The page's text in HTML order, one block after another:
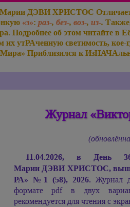
Марии ДЭВИ ХРИСТОС
«з»: раз-, без-, воз-, из-.
Подробнее об этом читайте в
утРАченную светимость, кое-
Приблизился к
Журнал
11.04.2026, в День
Марии ДЭВИ ХРИСТОС,
РА» № 1 (58), 2026. Журнал
формате pdf в двух
рекомендуется для чтения с